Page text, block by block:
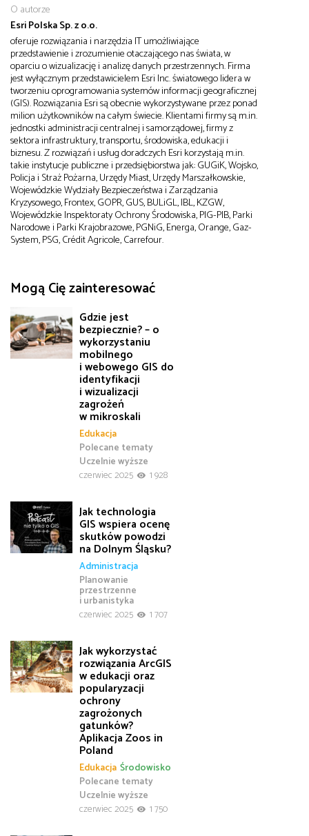
O autorze
Esri Polska Sp. z o.o.
oferuje rozwiązania i narzędzia IT umożliwiające
przedstawienie i zrozumienie otaczającego nas świata, w
oparciu o wizualizację i analizę danych przestrzennych. Firma
jest wyłącznym przedstawicielem Esri Inc. światowego lidera w
tworzeniu oprogramowania systemów informacji geograficznej
(GIS). Rozwiązania Esri są obecnie wykorzystywane przez ponad
milion użytkowników na całym świecie. Klientami firmy są m.in.
jednostki administracji centralnej i samorządowej, firmy z
sektora infrastruktury, transportu, środowiska, edukacji i
biznesu. Z rozwiązań i usług doradczych Esri korzystają m.in.
takie instytucje publiczne i przedsiębiorstwa jak: GUGiK, Wojsko,
Policja i Straż Pożarna, Urzędy Miast, Urzędy Marszałkowskie,
Wojewódzkie Wydziały Bezpieczeństwa i Zarządzania
Kryzysowego, Frontex, GOPR, GUS, BULiGL, IBL, KZGW,
Wojewódzkie Inspektoraty Ochrony Środowiska, PIG-PIB, Parki
Narodowe i Parki Krajobrazowe, PGNiG, Energa, Orange, Gaz-
System, PSG, Crédit Agricole, Carrefour.
Mogą Cię zainteresować
Gdzie jest
bezpiecznie? – o
wykorzystaniu
mobilnego
i webowego GIS do
identyfikacji
i wizualizacji
zagrożeń
w mikroskali
Edukacja
Polecane tematy
Uczelnie wyższe
czerwiec 2025
1 928
Jak technologia
GIS wspiera ocenę
skutków powodzi
na Dolnym Śląsku?
Administracja
Planowanie
przestrzenne
i urbanistyka
czerwiec 2025
1 707
Jak wykorzystać
rozwiązania ArcGIS
w edukacji oraz
popularyzacji
ochrony
zagrożonych
gatunków?
Aplikacja Zoos in
Poland
Edukacja
Polecane tematy
Środowisko
Uczelnie wyższe
czerwiec 2025
1 750